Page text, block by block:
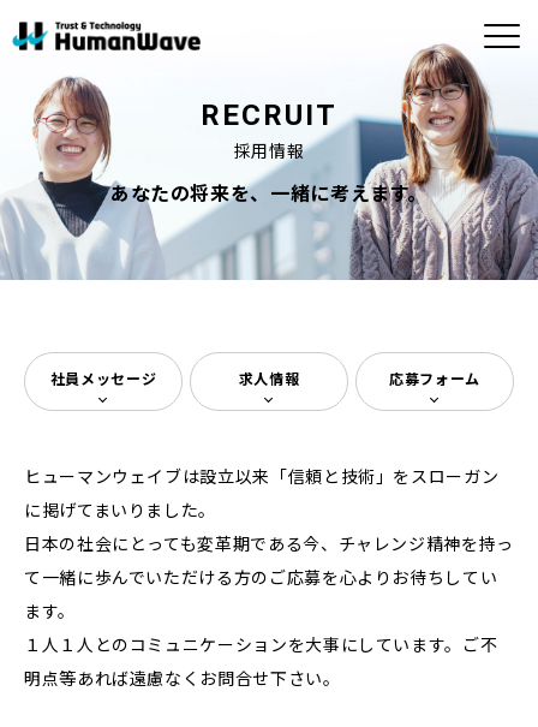
ヒューマンウェイブについ
MORE
企業理念・ビジョ
ン
社長メッセージ
会社概要 拠点一覧
MORE
半導体 ビルメンテナンス
紹介
CONTACT お問い合わせ
お問い合わせ
商品のお問い合わ
RECRUIT
採用情報
あなたの将来を、一緒に考えます。
社員メッセージ 求人情報 応募フォーム
ヒューマンウェイブは設立以来「信頼と技術」をスローガン
に掲げてまいりました。
日本の社会にとっても変革期である今、チャレンジ精神を持っ
て 一緒に歩んでいただける方のご応募を心よりお待ちしてい
ます。
１人１人とのコミュニケーションを大事にしています。ご不
明点等あれば遠慮なくお問合せ下さい。